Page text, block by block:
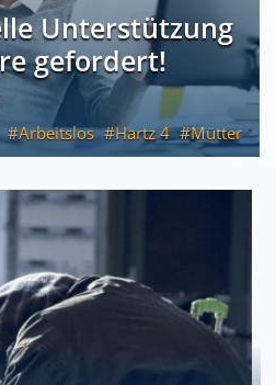
Unterstützung
gefordert!
Arbeitslos
Hartz 4 Mütter